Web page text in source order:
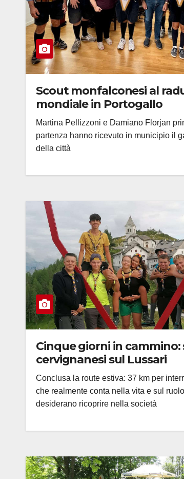
Scout monfalconesi al
mondiale in Portogallo
Martina Pellizzoni e Damiano Florjan
partenza hanno ricevuto in municipio il
della città
Cinque giorni in cammino:
cervignanesi sul Lussari
Conclusa la route estiva: 37 km per
che realmente conta nella vita e sul
desiderano ricoprire nella società